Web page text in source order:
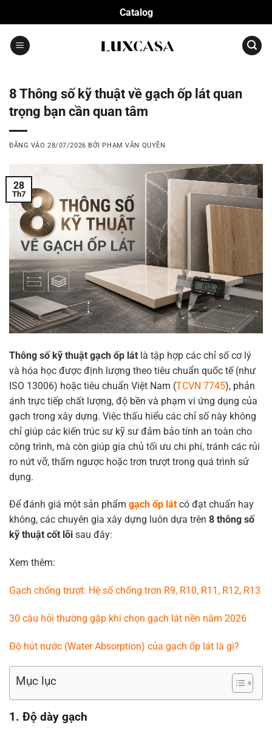
qua
nội
dung
Catalog
8 Thông số kỹ thuật về gạch ốp lát quan
trọng bạn cần quan tâm
ĐĂNG VÀO28/07/2026 BỞI PHẠM VĂN QUYỀN
28
Th7
Thông số kỹ thuật gạch ốp lát là tập hợp các chỉ số cơ lý
và hóa học được định lượng theo tiêu chuẩn quốc tế (như
ISO 13006) hoặc tiêu chuẩn Việt Nam (TCVN 7745), phản
ánh trực tiếp chất lượng, độ bền và phạm vi ứng dụng của
gạch trong xây dựng. Việc thấu hiểu các chỉ số này không
chỉ giúp các kiến trúc sư kỹ sư đảm bảo tính an toàn cho
công trình, mà còn giúp gia chủ tối ưu chi phí, tránh các rủi
ro nứt vỡ, thấm ngược hoặc trơn trượt trong quá trình sử
dụng.
Để đánh giá một sản phẩm gạch ốp lát có đạt chuẩn hay
không, các chuyên gia xây dựng luôn dựa trên 8 thông số
kỹ thuật cốt lõi sau đây:
Xem thêm:
Gạch chống trượt: Hệ số chống trơn R9, R10, R11, R12, R13
30 câu hỏi thường gặp khi chọn gạch lát nền năm 2026
Độ hút nước (Water Absorption) của gạch ốp lát là gì?
Mục lục
1. Độ dày gạch